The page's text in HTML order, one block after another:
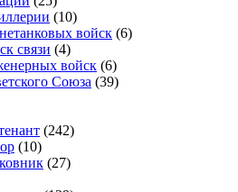
(10)
войск (6)
связи (4)
войск (6)
Союза (39)
(242)
(10)
(27)